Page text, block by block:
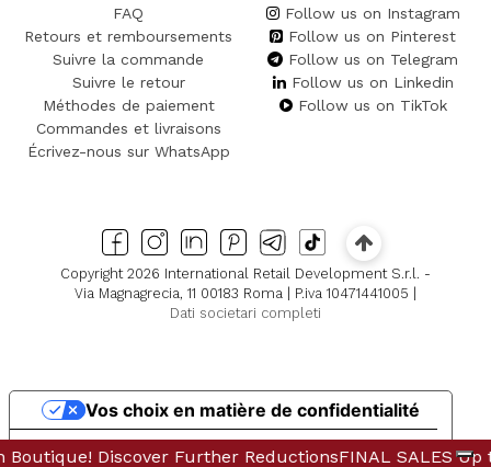
Further ReductionsFINAL SALES Up to -80%
FAQ
Retours et remboursements
Suivre la commande
Suivre le retour
Méthodes de paiement
Commandes et livraisons
Écrivez-nous sur WhatsApp
Follow us on Instagram
Follow us on Pinterest
Follow us on Telegram
Follow us on Linkedin
Follow us on TikTok
Copyright 2026 International Retail Development S.r.l. -
Via Magnagrecia, 11 00183 Roma | P.iva 10471441005 |
Dati societari completi
Discover Further ReductionsFINAL SALES Up
Notification lors de la collecte
Vos choix en matière de confidentialité